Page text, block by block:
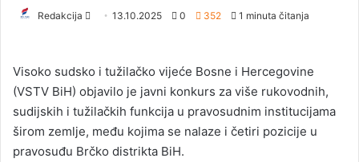
Redakcija
d
a
n
e
m
13.10.2025 0 352 1 minuta čitanja
Visoko sudsko i tužilačko vijeće Bosne i Hercegovine
(VSTV BiH) objavilo je javni konkurs za više rukovodnih,
sudijskih i tužilačkih funkcija u pravosudnim institucijama
širom zemlje, među kojima se nalaze i četiri pozicije u
pravosuđu Brčko distrikta BiH.